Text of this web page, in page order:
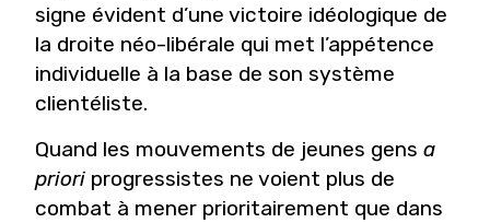
signe évident d’une victoire idéologique de
la droite néo-libérale qui met l’appétence
individuelle à la base de son système
clientéliste.
Quand les mouvements de jeunes gens a
priori progressistes ne voient plus de
combat à mener prioritairement que dans